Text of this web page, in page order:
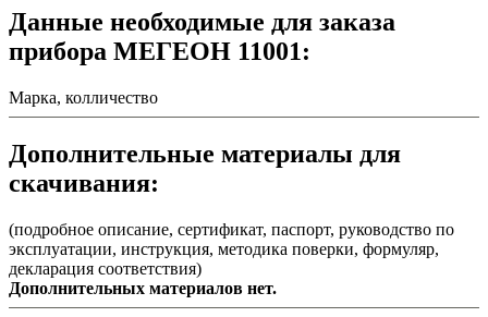
Данные необходимые для заказа
прибора МЕГЕОН 11001:
Марка, колличество
Дополнительные материалы для
скачивания:
(подробное описание, сертификат, паспорт, руководство по
эксплуатации, инструкция, методика поверки, формуляр,
декларация соответствия)
Дополнительных материалов нет.